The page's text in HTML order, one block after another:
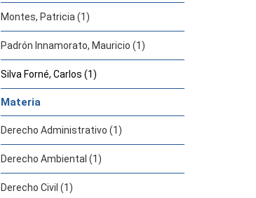
Montes, Patricia (1)
Padrón Innamorato, Mauricio (1)
Silva Forné, Carlos (1)
Materia
Derecho Administrativo (1)
Derecho Ambiental (1)
Derecho Civil (1)